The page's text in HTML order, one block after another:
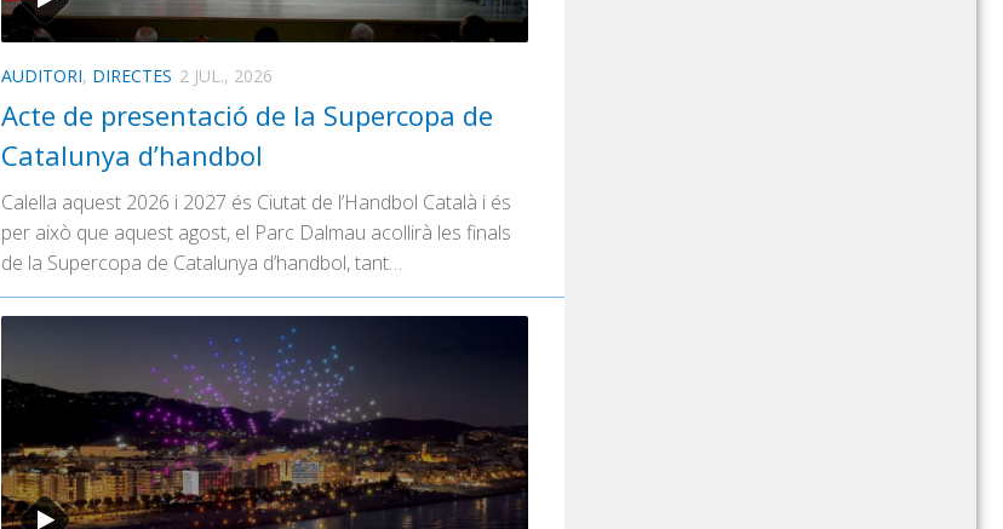
AUDITORI, DIRECTES 2 JUL., 2026
Acte de presentació de la Supercopa de
Catalunya d’handbol
Calella aquest 2026 i 2027 és Ciutat de l’Handbol Català i és
per això que aquest agost, el Parc Dalmau acollirà les finals
de la Supercopa de Catalunya d’handbol, tant…